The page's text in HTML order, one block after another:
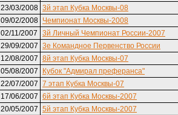
23/03/2008 3й этап Кубка Москвы-08
09/02/2008 Чемпионат Москвы-2008
02/11/2007
3й Личный Чемпионат России-2007
29/09/2007 3е Командное Первенство России
12/08/2007 8й этап Кубка Москвы-07
05/08/2007
Кубок "Адмирал преферанса"
22/07/2007 7 этап Кубка Москвы-07
17/06/2007 6й этап Кубка Москвы-2007
20/05/2007 5й этап Кубка Москвы-2007